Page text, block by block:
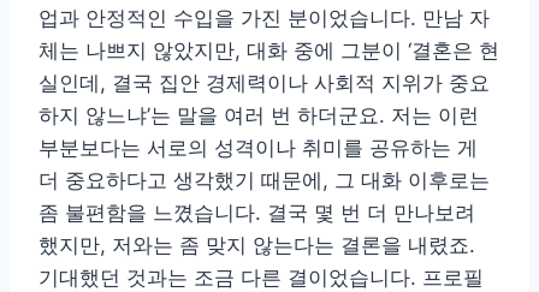
업과 안정적인 수입을 가진 분이었습니다. 만남 자
체는 나쁘지 않았지만, 대화 중에 그분이 ‘결혼은 현
실인데, 결국 집안 경제력이나 사회적 지위가 중요
하지 않느냐’는 말을 여러 번 하더군요. 저는 이런
부분보다는 서로의 성격이나 취미를 공유하는 게
더 중요하다고 생각했기 때문에, 그 대화 이후로는
좀 불편함을 느꼈습니다. 결국 몇 번 더 만나보려
했지만, 저와는 좀 맞지 않는다는 결론을 내렸죠.
기대했던 것과는 조금 다른 결이었습니다. 프로필